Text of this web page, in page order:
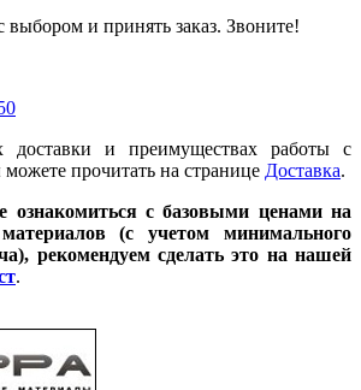
выбором и принять заказ. Звоните!
доставки и преимуществах работы с
прочитать на странице Доставка.
ознакомиться с базовыми ценами на
(с учетом минимального
рекомендуем сделать это на нашей
.